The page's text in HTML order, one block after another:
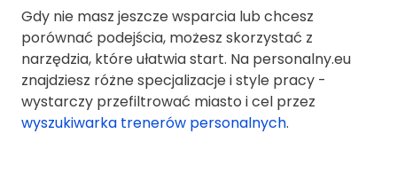
Gdy nie masz jeszcze wsparcia lub chcesz
porównać podejścia, możesz skorzystać z
narzędzia, które ułatwia start. Na personalny.eu
znajdziesz różne specjalizacje i style pracy -
wystarczy przefiltrować miasto i cel przez
wyszukiwarka trenerów personalnych.